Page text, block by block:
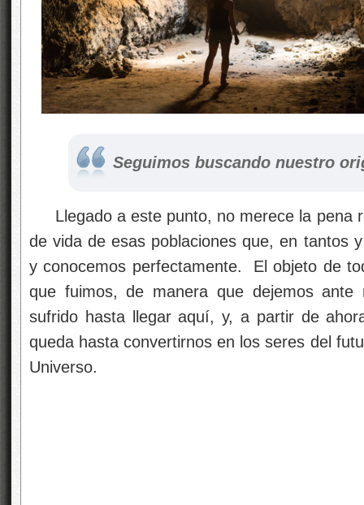
Seguimos buscando nuestro
Llegado a este punto, no merece la pena
de vida de esas poblaciones que, en tantos
y conocemos perfectamente. El objeto de
que fuimos, de manera que dejemos ante
sufrido hasta llegar aquí, y, a partir de
queda hasta convertirnos en los seres del
Universo.